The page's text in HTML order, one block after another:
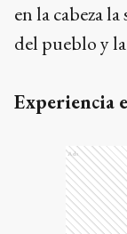
en la cabeza
del pueblo y
Experiencia
Ads